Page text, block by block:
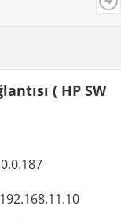
( HP SW